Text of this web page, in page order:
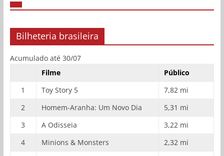
Bilheteria brasileira
Acumulado até 30/07
Filme
Público
1
Toy Story 5
7,82 mi
2
Homem-Aranha: Um Novo Dia
5,31 mi
3
A Odisseia
3,22 mi
4
Minions & Monsters
2,32 mi